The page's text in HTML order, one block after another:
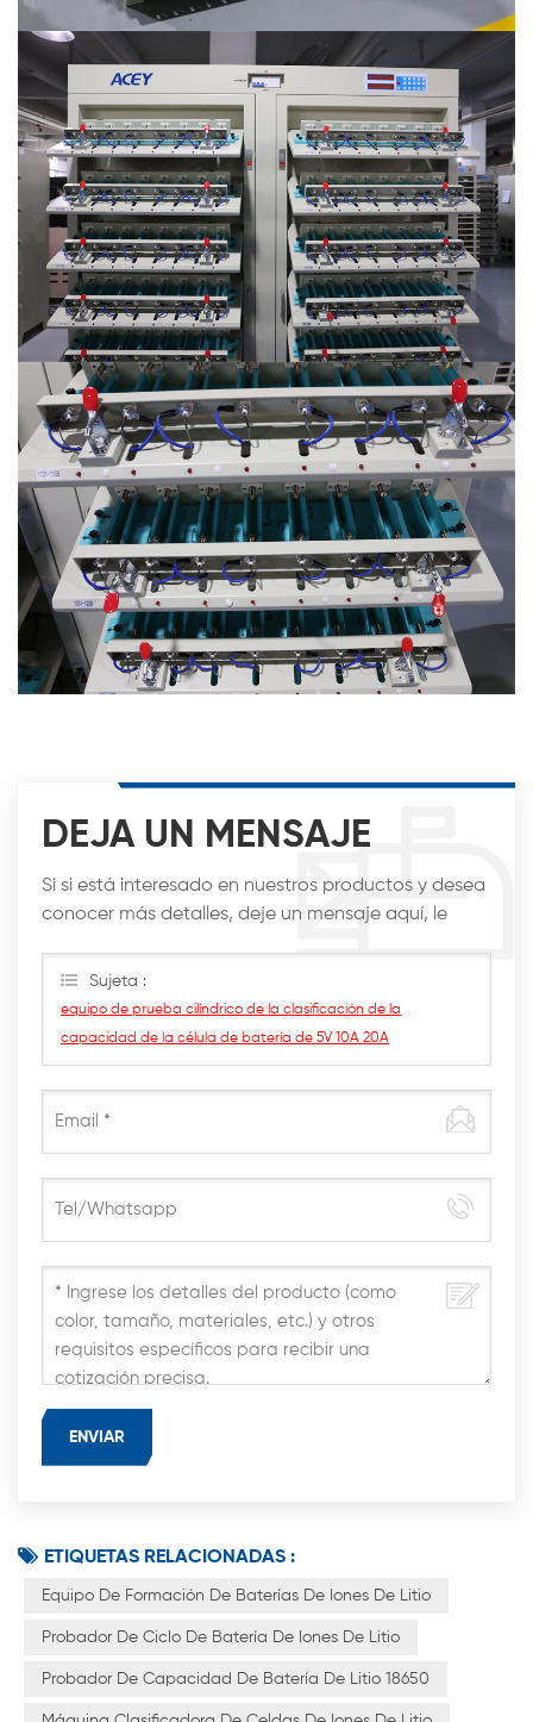
DEJA UN MENSAJE
Si si está interesado en nuestros productos y desea
conocer más detalles, deje un mensaje aquí, le
Sujeta :
equipo de prueba cilíndrico de la clasificación de la
capacidad de la célula de batería de 5V 10A 20A
ETIQUETAS RELACIONADAS :
Equipo De Formación De Baterías De Iones De Litio
Probador De Ciclo De Batería De Iones De Litio
Probador De Capacidad De Batería De Litio 18650